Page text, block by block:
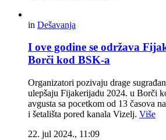
in Dešavanja
I ove godine se održava
Borči kod BSK-a
Organizatori pozivaju drage
ulepšaju Fijakerijadu 2024. u Borči
avgusta sa pocetkom od 13 časova
i šetališta pored kanala Vizelj. Više
22. jul 2024., 11:09